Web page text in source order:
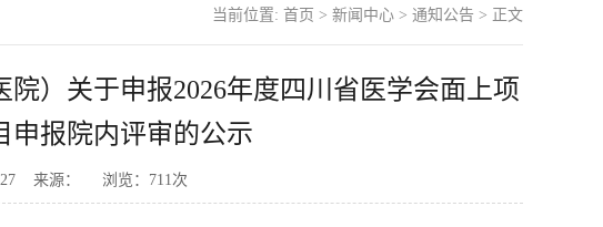
当前位置: 首页 > 新闻中心 > 通知公告 > 正文
）关于申报2026年度四川省医学会面上项
申报院内评审的公示
27 来源： 浏览： 711次